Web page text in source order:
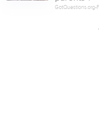
GotQuestions.org-